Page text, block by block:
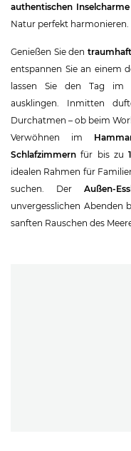
authentischen Inselcharme
Natur perfekt harmonieren.
Genießen Sie den
entspannen Sie an einem
lassen Sie den Tag im
ausklingen. Inmitten
Durchatmen – ob beim
Verwöhnen im
Schlafzimmern für bis zu
idealen Rahmen für
suchen. Der Außen-
unvergesslichen Abenden
sanften Rauschen des